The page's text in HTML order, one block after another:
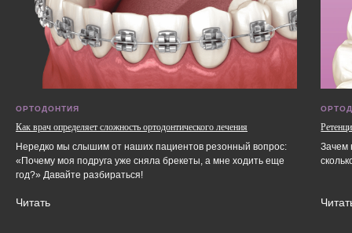
ОРТОДОНТИЯ
Как врач определяет сложность ортодонтического лечения
Нередко мы слышим от наших пациентов резонный вопрос:
«Почему моя подруга уже сняла брекеты, а мне ходить еще
год?» Давайте разбираться!
Читать
Зачем
spasichsmile@yandex.ru